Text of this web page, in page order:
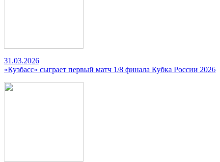
31.03.2026
«Кузбасс» сыграет первый матч 1/8 финала Кубка России 2026